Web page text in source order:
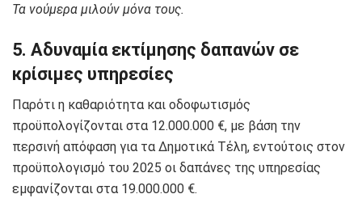
Τα νούμερα μιλούν μόνα τους.
5. Αδυναμία εκτίμησης δαπανών σε
κρίσιμες υπηρεσίες
Παρότι η καθαριότητα και οδοφωτισμός
προϋπολογίζονται στα 12.000.000 €, με βάση την
περσινή απόφαση για τα Δημοτικά Τέλη, εντούτοις στον
προϋπολογισμό του 2025 οι δαπάνες της υπηρεσίας
εμφανίζονται στα 19.000.000 €.